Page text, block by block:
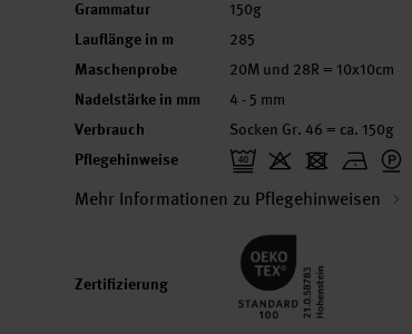
Grammatur 150g
Lauflänge in m 285
Maschenprobe 20M und 28R = 10x10cm
Nadelstärke in mm 4 - 5 mm
Verbrauch Socken Gr. 46 = ca. 150g
Pflegehinweise
Mehr Informationen zu Pflegehinweisen
Zertifizierung